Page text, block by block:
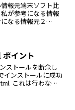
報元端末ソフト比
が参考になる情報
なる情報元２
イント
ストールを断念し
インストールに成功
これは行わな